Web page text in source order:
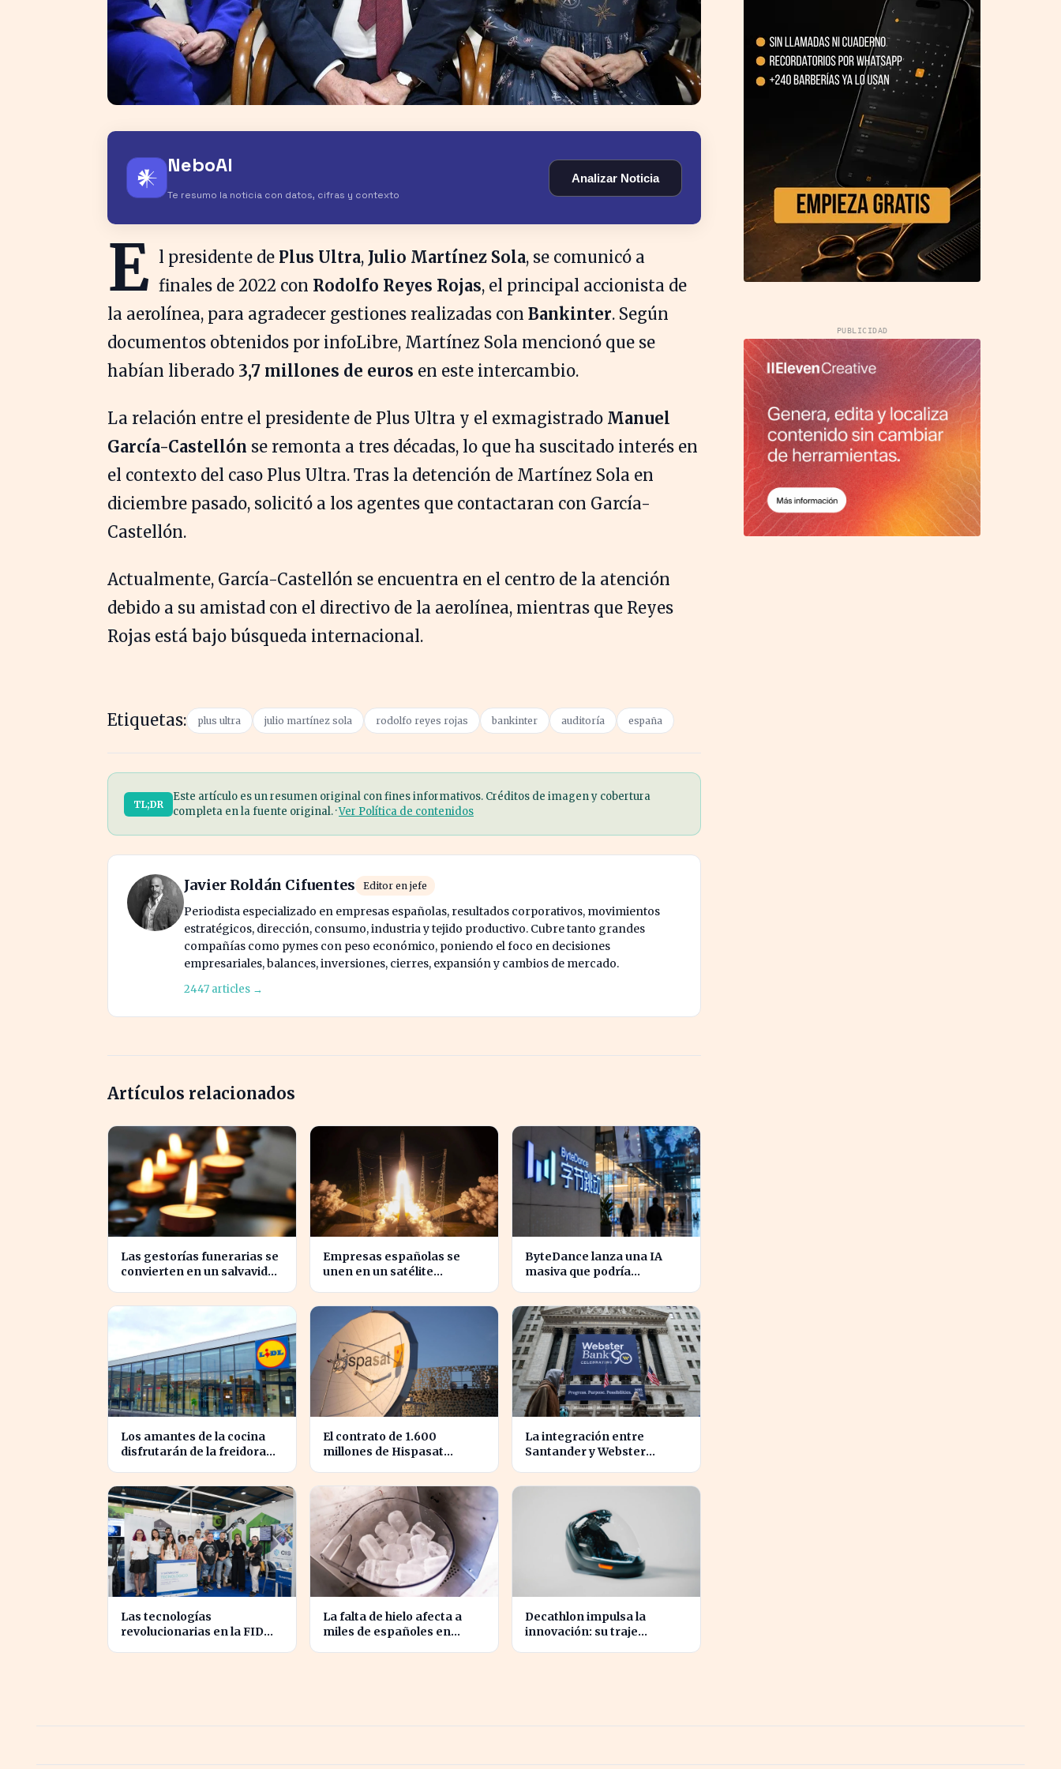
𒀭 NeboAI
Te resumo la noticia con datos, cifras y contexto
Analizar Noticia
E l presidente de Plus Ultra, Julio Martínez Sola, se comunicó a
finales de 2022 con Rodolfo Reyes Rojas, el principal accionista de
la aerolínea, para agradecer gestiones realizadas con Bankinter. Según
documentos obtenidos por infoLibre, Martínez Sola mencionó que se
habían liberado 3,7 millones de euros en este intercambio.
La relación entre el presidente de Plus Ultra y el exmagistrado Manuel
García-Castellón se remonta a tres décadas, lo que ha suscitado interés en
el contexto del caso Plus Ultra. Tras la detención de Martínez Sola en
diciembre pasado, solicitó a los agentes que contactaran con García-
Castellón.
Actualmente, García-Castellón se encuentra en el centro de la atención
debido a su amistad con el directivo de la aerolínea, mientras que Reyes
Rojas está bajo búsqueda internacional.
Etiquetas: plus ultra julio martínez sola rodolfo reyes rojas bankinter auditoría españa
TL;DR
Este artículo es un resumen original con fines informativos. Créditos de imagen y cobertura
completa en la fuente original. ·Ver Política de contenidos
Javier Roldán Cifuentes Editor en jefe
Periodista especializado en empresas españolas, resultados corporativos, movimientos
estratégicos, dirección, consumo, industria y tejido productivo. Cubre tanto grandes
compañías como pymes con peso económico, poniendo el foco en decisiones
empresariales, balances, inversiones, cierres, expansión y cambios de mercado.
2447 articles →
Artículos relacionados
Las gestorías funerarias se
convierten en un salvavidas
Empresas españolas se
unen en un satélite
ByteDance lanza una IA
masiva que podría
Los amantes de la cocina
disfrutarán de la freidora
El contrato de 1.600
millones de Hispasat
La integración entre
Santander y Webster
Las tecnologías
revolucionarias en la FIDMA
La falta de hielo afecta a
miles de españoles en
Decathlon impulsa la
innovación: su traje
PUBLICIDAD